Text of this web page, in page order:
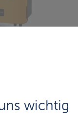
Pool in
wichtig